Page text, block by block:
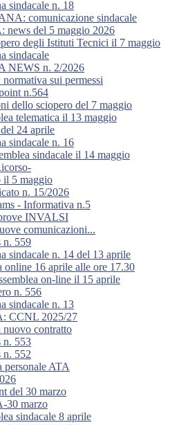
sindacale n. 18
comunicazione sindacale
news del 5 maggio 2026
degli Istituti Tecnici il 7 maggio
sindacale
NEWS n. 2/2026
sui permessi
n.564
dello sciopero del 7 maggio
telematica il 13 maggio
24 aprile
sindacale n. 16
sindacale il 14 maggio
il 5 maggio
n. 15/2026
- Informativa n.5
INVALSI
comunicazioni...
n. 559
sindacale n. 14 del 13 aprile
online 16 aprile alle ore 17.30
on-line il 15 aprile
n. 556
sindacale n. 13
CCNL 2025/27
contratto
n. 553
552
personale ATA
del 30 marzo
30 marzo
sindacale 8 aprile